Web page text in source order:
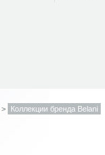
> Коллекции бренда Belani